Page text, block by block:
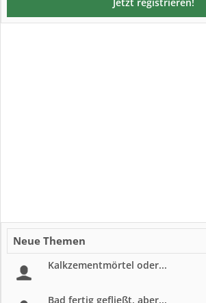
Jetzt registrieren!
Neue Themen
Kalkzementmörtel oder...
Bad fertig gefließt, aber...